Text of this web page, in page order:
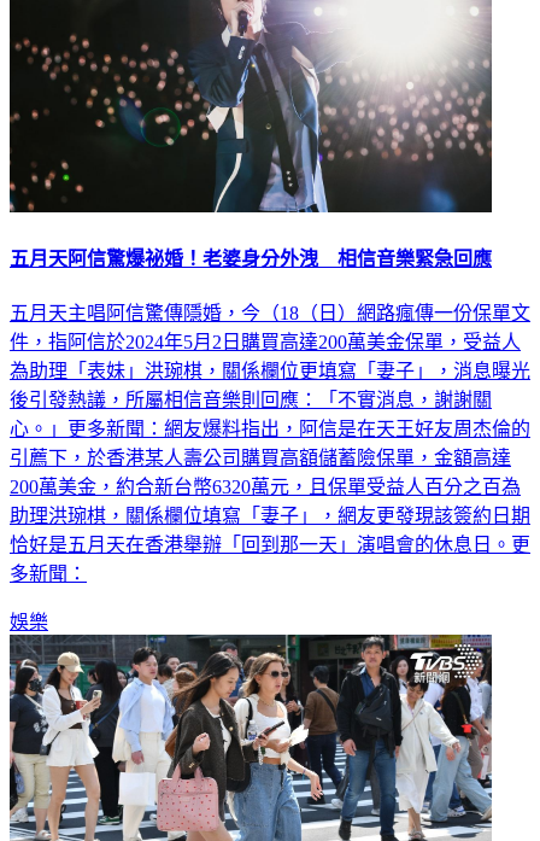
五月天阿信驚爆祕婚！老婆身分外洩 相信音樂緊急回應
五月天主唱阿信驚傳隱婚，今（18（日）網路瘋傳一份保單文
件，指阿信於2024年5月2日購買高達200萬美金保單，受益人
為助理「表妹」洪琬棋，關係欄位更填寫「妻子」，消息曝光
後引發熱議，所屬相信音樂則回應：「不實消息，謝謝關
心。」更多新聞：網友爆料指出，阿信是在天王好友周杰倫的
引薦下，於香港某人壽公司購買高額儲蓄險保單，金額高達
200萬美金，約合新台幣6320萬元，且保單受益人百分之百為
助理洪琬棋，關係欄位填寫「妻子」，網友更發現該簽約日期
恰好是五月天在香港舉辦「回到那一天」演唱會的休息日。更
多新聞：
娛樂